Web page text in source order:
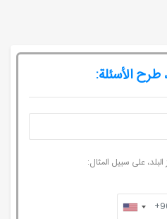
طرح الأسئلة:
على سبيل المثال: